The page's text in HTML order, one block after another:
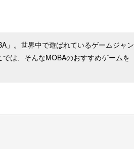
」。世界中で遊ばれているゲームジャン
は、そんなMOBAのおすすめゲームを